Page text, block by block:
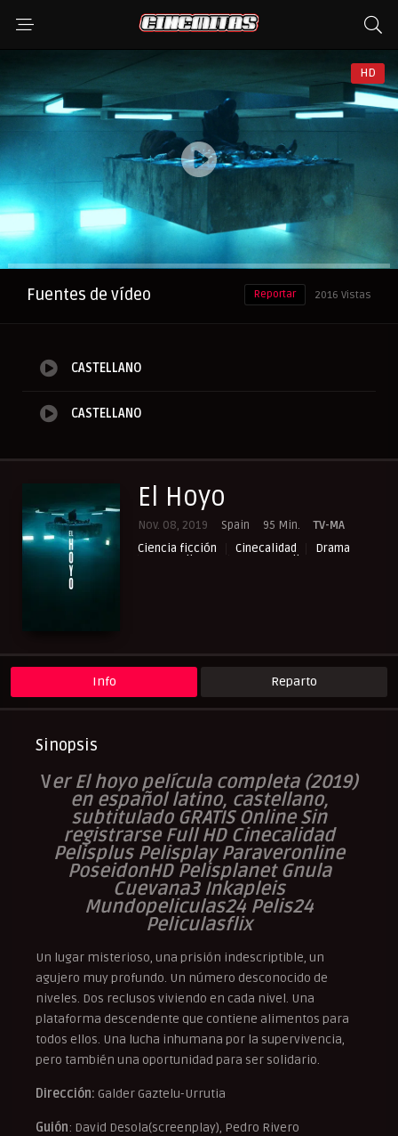
HD
Anuncio
Fuentes de vídeo 2016 Vistas
Reportar
CASTELLANO
CASTELLANO
El Hoyo
Nov. 08, 2019 Spain 95 Min.
TV-MA
Ciencia ficción
Cinecalidad
Drama
NewPelis org
Paraveronline
Info Reparto
Sinopsis
Ver El hoyo película completa (2019)
en español latino, castellano,
subtitulado GRATIS Online Sin
registrarse Full HD Cinecalidad
Pelisplus Pelisplay Paraveronline
PoseidonHD Pelisplanet Gnula
Cuevana3 Inkapleis
Mundopeliculas24 Pelis24
Peliculasflix
Un lugar misterioso, una prisión indescriptible, un
agujero muy profundo. Un número desconocido de
niveles. Dos reclusos viviendo en cada nivel. Una
plataforma descendente que contiene alimentos para
todos ellos. Una lucha inhumana por la supervivencia,
pero también una oportunidad para ser solidario.
Dirección: Galder Gaztelu-Urrutia
Guión: David Desola(screenplay), Pedro Rivero